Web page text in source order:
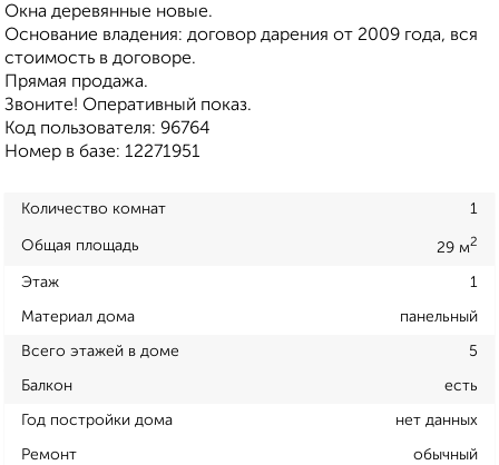
Окна деревянные новые.
Основание владения: договор дарения от 2009 года, вся
стоимость в договоре.
Прямая продажа.
Звоните! Оперативный показ.
Код пользователя: 96764
Номер в базе: 12271951
Количество комнат 1
Общая площадь 29 м2
Этаж 1
Материал дома панельный
Всего этажей в доме 5
Балкон есть
Год постройки дома нет данных
Ремонт обычный